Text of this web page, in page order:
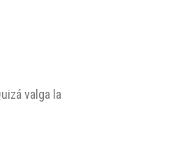
valga la